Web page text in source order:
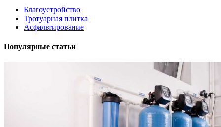
Благоустройство
Тротуарная плитка
Асфальтирование
Популярные статьи